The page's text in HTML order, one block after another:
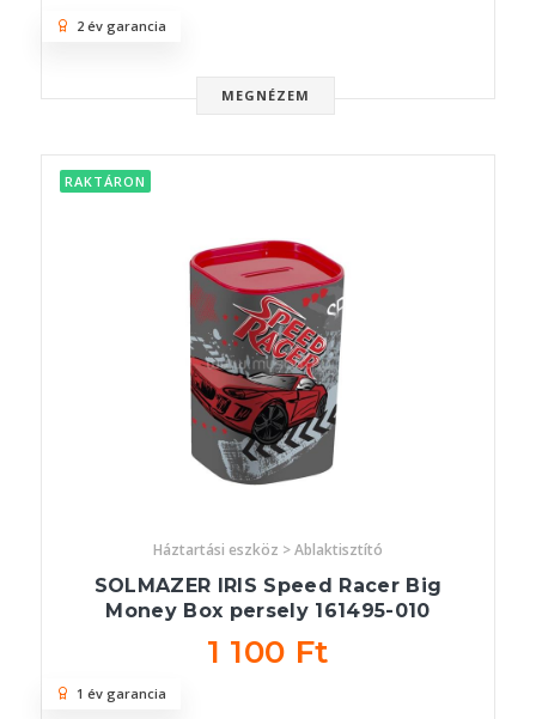
MEGNÉZEM
2 év garancia
RAKTÁRON
Háztartási eszköz > Ablaktisztító
SOLMAZER IRIS Speed Racer Big
Money Box persely 161495-010
1 100 Ft
1 év garancia